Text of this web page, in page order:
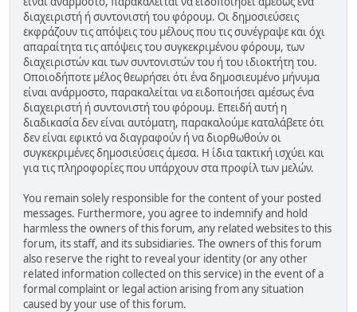
διαχειριστή ή συντονιστή του φόρουμ. Οι δημοσιεύσεις
εκφράζουν τις απόψεις του μέλους που τις συνέγραψε και όχι
απαραίτητα τις απόψεις του συγκεκριμένου φόρουμ, των
διαχειριστών και των συντονιστών του ή του ιδιοκτήτη του.
Οποιοδήποτε μέλος θεωρήσει ότι ένα δημοσιευμένο μήνυμα
είναι ανάρμοστο, παρακαλείται να ειδοποιήσει αμέσως ένα
διαχειριστή ή συντονιστή του φόρουμ. Επειδή αυτή η
διαδικασία δεν είναι αυτόματη, παρακαλούμε καταλάβετε ότι
δεν είναι εφικτό να διαγραφούν ή να διορθωθούν οι
συγκεκριμένες δημοσιεύσεις άμεσα. Η ίδια τακτική ισχύει και
για τις πληροφορίες που υπάρχουν στα προφίλ των μελών.
You remain solely responsible for the content of your posted
messages. Furthermore, you agree to indemnify and hold
harmless the owners of this forum, any related websites to this
forum, its staff, and its subsidiaries. The owners of this forum
also reserve the right to reveal your identity (or any other
related information collected on this service) in the event of a
formal complaint or legal action arising from any situation
caused by your use of this forum.